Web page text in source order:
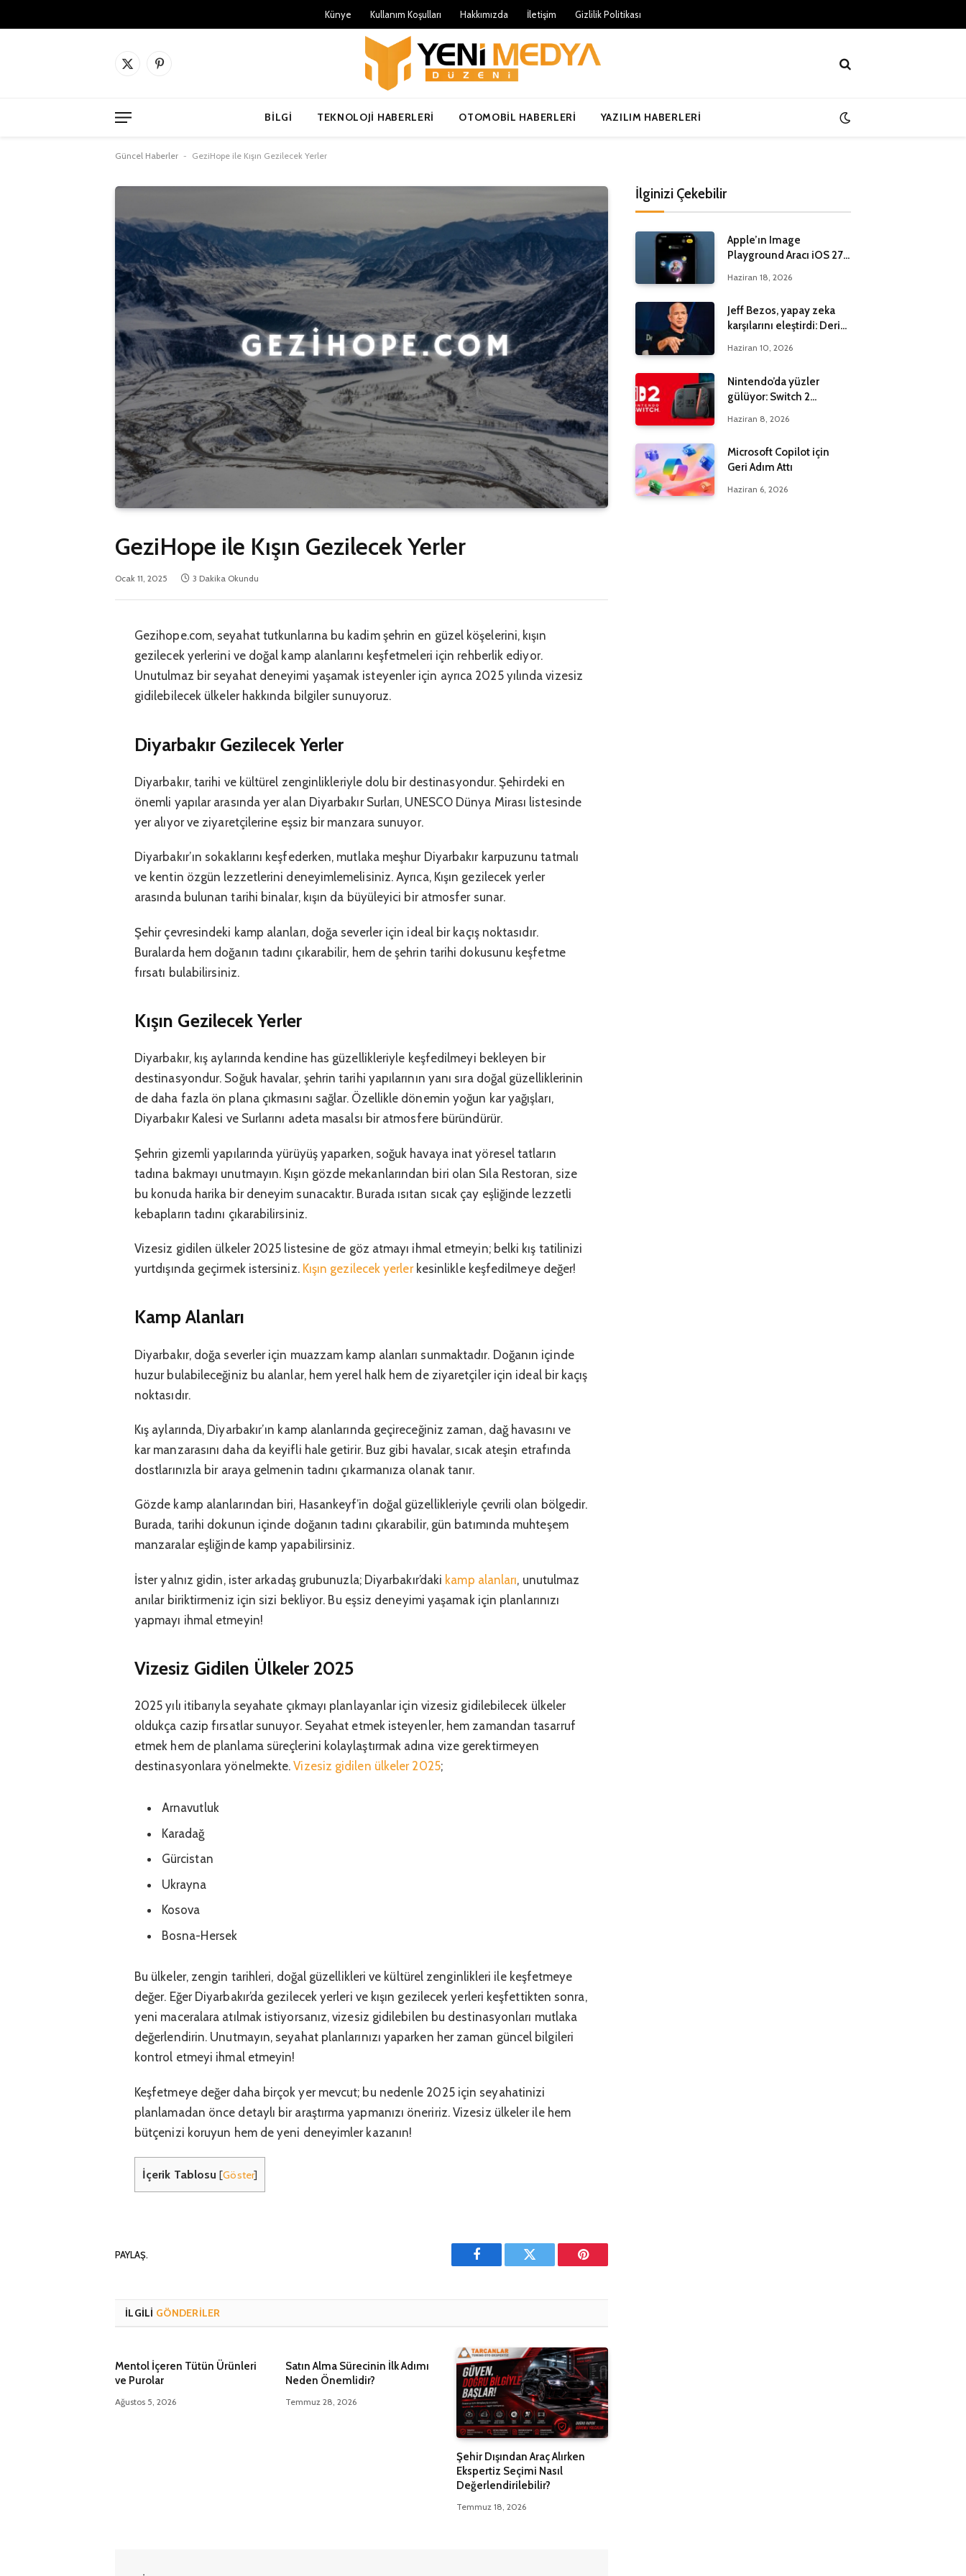
Künye Kullanım Koşulları Hakkımızda İletişim Gizlilik Politikası
X
Pinterest'in
BILGI TEKNOLOJI HABERLERI OTOMOBIL HABERLERI YAZILIM HABERLERI
Güncel Haberler - GeziHope ile Kışın Gezilecek Yerler
GeziHope ile Kışın Gezilecek Yerler
Ocak 11, 2025 3 Dakika Okundu
Gezihope.com, seyahat tutkunlarına bu kadim şehrin en güzel köşelerini, kışın
gezilecek yerlerini ve doğal kamp alanlarını keşfetmeleri için rehberlik ediyor.
Unutulmaz bir seyahat deneyimi yaşamak isteyenler için ayrıca 2025 yılında vizesiz
gidilebilecek ülkeler hakkında bilgiler sunuyoruz.
Diyarbakır Gezilecek Yerler
Diyarbakır, tarihi ve kültürel zenginlikleriyle dolu bir destinasyondur. Şehirdeki en
önemli yapılar arasında yer alan Diyarbakır Surları, UNESCO Dünya Mirası listesinde
yer alıyor ve ziyaretçilerine eşsiz bir manzara sunuyor.
Diyarbakır’ın sokaklarını keşfederken, mutlaka meşhur Diyarbakır karpuzunu tatmalı
ve kentin özgün lezzetlerini deneyimlemelisiniz. Ayrıca, Kışın gezilecek yerler
arasında bulunan tarihi binalar, kışın da büyüleyici bir atmosfer sunar.
Şehir çevresindeki kamp alanları, doğa severler için ideal bir kaçış noktasıdır.
Buralarda hem doğanın tadını çıkarabilir, hem de şehrin tarihi dokusunu keşfetme
fırsatı bulabilirsiniz.
Kışın Gezilecek Yerler
Diyarbakır, kış aylarında kendine has güzellikleriyle keşfedilmeyi bekleyen bir
destinasyondur. Soğuk havalar, şehrin tarihi yapılarının yanı sıra doğal güzelliklerinin
de daha fazla ön plana çıkmasını sağlar. Özellikle dönemin yoğun kar yağışları,
Diyarbakır Kalesi ve Surlarını adeta masalsı bir atmosfere büründürür.
Şehrin gizemli yapılarında yürüyüş yaparken, soğuk havaya inat yöresel tatların
tadına bakmayı unutmayın. Kışın gözde mekanlarından biri olan Sıla Restoran, size
bu konuda harika bir deneyim sunacaktır. Burada ısıtan sıcak çay eşliğinde lezzetli
kebapların tadını çıkarabilirsiniz.
Vizesiz gidilen ülkeler 2025 listesine de göz atmayı ihmal etmeyin; belki kış tatilinizi
yurtdışında geçirmek istersiniz. Kışın gezilecek yerlerkesinlikle keşfedilmeye değer!
Kamp Alanları
Diyarbakır, doğa severler için muazzam kamp alanları sunmaktadır. Doğanın içinde
huzur bulabileceğiniz bu alanlar, hem yerel halk hem de ziyaretçiler için ideal bir kaçış
noktasıdır.
Kış aylarında, Diyarbakır’ın kamp alanlarında geçireceğiniz zaman, dağ havasını ve
kar manzarasını daha da keyifli hale getirir. Buz gibi havalar, sıcak ateşin etrafında
dostlarınızla bir araya gelmenin tadını çıkarmanıza olanak tanır.
Gözde kamp alanlarından biri, Hasankeyf’in doğal güzellikleriyle çevrili olan bölgedir.
Burada, tarihi dokunun içinde doğanın tadını çıkarabilir, gün batımında muhteşem
manzaralar eşliğinde kamp yapabilirsiniz.
İster yalnız gidin, ister arkadaş grubunuzla; Diyarbakır’daki kamp alanları, unutulmaz
anılar biriktirmeniz için sizi bekliyor. Bu eşsiz deneyimi yaşamak için planlarınızı
yapmayı ihmal etmeyin!
Vizesiz Gidilen Ülkeler 2025
2025 yılı itibarıyla seyahate çıkmayı planlayanlar için vizesiz gidilebilecek ülkeler
oldukça cazip fırsatlar sunuyor. Seyahat etmek isteyenler, hem zamandan tasarruf
etmek hem de planlama süreçlerini kolaylaştırmak adına vize gerektirmeyen
destinasyonlara yönelmekte.Vizesiz gidilen ülkeler 2025;
Arnavutluk
Karadağ
Gürcistan
Ukrayna
Kosova
Bosna-Hersek
Bu ülkeler, zengin tarihleri, doğal güzellikleri ve kültürel zenginlikleri ile keşfetmeye
değer. Eğer Diyarbakır’da gezilecek yerleri ve kışın gezilecek yerleri keşfettikten sonra,
yeni maceralara atılmak istiyorsanız, vizesiz gidilebilen bu destinasyonları mutlaka
değerlendirin. Unutmayın, seyahat planlarınızı yaparken her zaman güncel bilgileri
kontrol etmeyi ihmal etmeyin!
Keşfetmeye değer daha birçok yer mevcut; bu nedenle 2025 için seyahatinizi
planlamadan önce detaylı bir araştırma yapmanızı öneririz. Vizesiz ülkeler ile hem
bütçenizi koruyun hem de yeni deneyimler kazanın!
İçerik Tablosu [Göster]
PAYLAŞ.
Facebook Twitter Pinterest'in
İLGILI GÖNDERILER
Mentol İçeren Tütün Ürünleri
ve Purolar
Ağustos 5, 2026
Satın Alma Sürecinin İlk Adımı
Neden Önemlidir?
Temmuz 28, 2026
Şehir Dışından Araç Alırken
Ekspertiz Seçimi Nasıl
Değerlendirilebilir?
Temmuz 18, 2026
İlginizi Çekebilir
Apple’ın Image
Playground Aracı iOS 27
Haziran 18, 2026
Jeff Bezos, yapay zeka
karşılarını eleştirdi: Derin
Haziran 10, 2026
Nintendo’da yüzler
gülüyor: Switch 2
Haziran 8, 2026
Microsoft Copilot için
Geri Adım Attı
Haziran 6, 2026